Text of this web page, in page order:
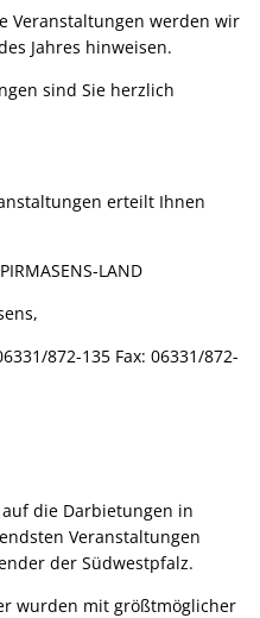
Veranstaltungen werden wir
Jahres hinweisen.
sind Sie herzlich
erteilt Ihnen
LAND
872-135 Fax: 06331/872-
die Darbietungen in
Veranstaltungen
der Südwestpfalz.
wurden mit größtmöglicher